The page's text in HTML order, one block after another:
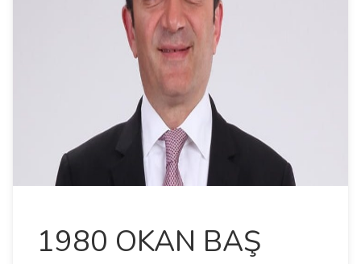
1980 OKAN BAŞ